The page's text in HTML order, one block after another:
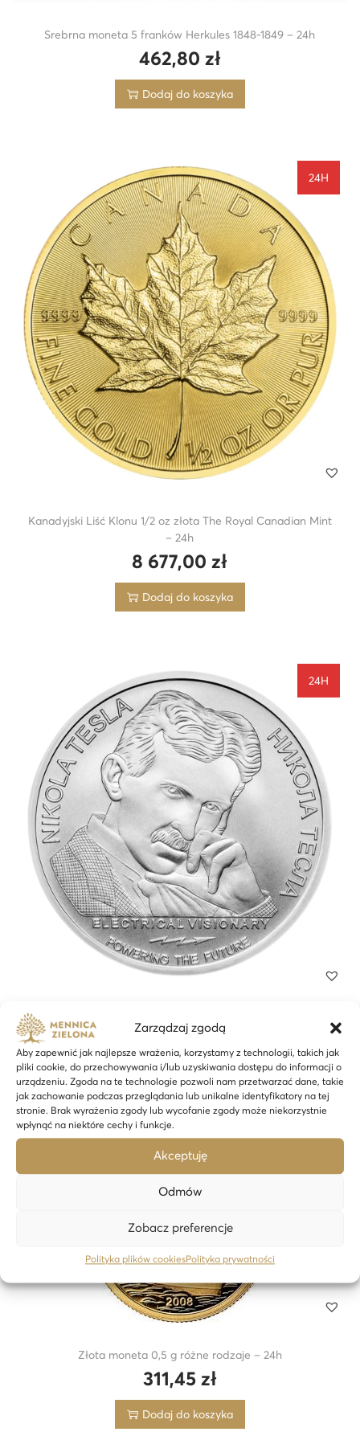
Zarządzaj zgodą
Aby zapewnić jak najlepsze wrażenia, korzystamy z technologii, takich jak
pliki cookie, do przechowywania i/lub uzyskiwania dostępu do informacji o
urządzeniu. Zgoda na te technologie pozwoli nam przetwarzać dane, takie
jak zachowanie podczas przeglądania lub unikalne identyfikatory na tej
stronie. Brak wyrażenia zgody lub wycofanie zgody może niekorzystnie
wpłynąć na niektóre cechy i funkcje.
Akceptuję
Odmów
Zobacz preferencje
Polityka plików cookiesPolityka prywatności
Srebrna moneta 5 franków Herkules 1848-1849 – 24h
462,80 zł
Dodaj do koszyka
Kanadyjski Liść Klonu 1/2 oz złota The Royal Canadian Mint
– 24h
8 677,00zł
24H
Dodaj do koszyka
Nikola Tesla 1 oz srebra – 24h
408,97zł
24H
Dodaj do koszyka
Złota moneta 0,5 g różne rodzaje – 24h
311,45 zł
Dodaj do koszyka